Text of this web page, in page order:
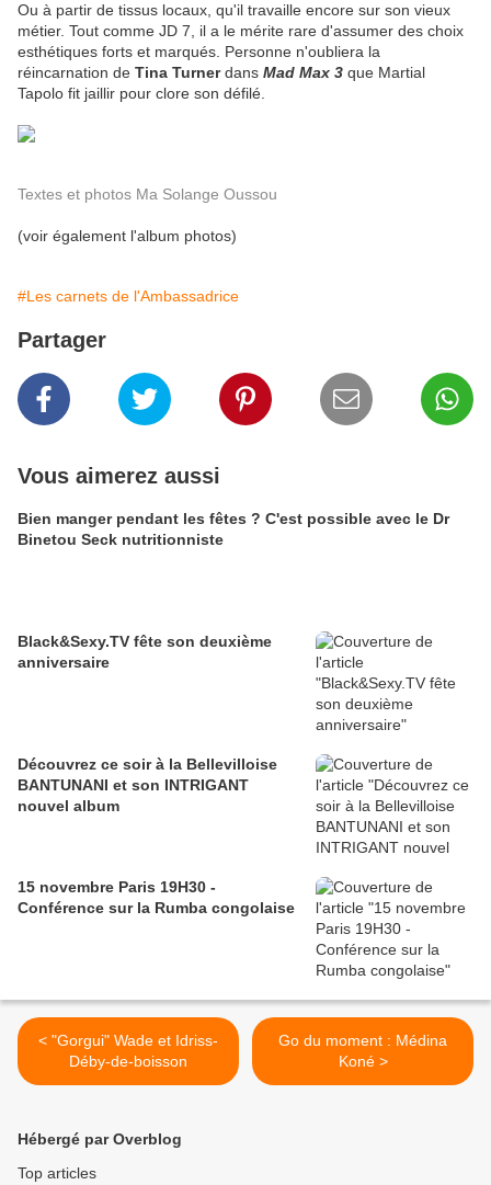
Ou à partir de tissus locaux, qu'il travaille encore sur son vieux
métier. Tout comme JD 7, il a le mérite rare d'assumer des choix
esthétiques forts et marqués. Personne n'oubliera la
réincarnation de Tina Turnerdans Mad Max 3 que Martial
Tapolo fit jaillir pour clore son défilé.
Textes et photos Ma Solange Oussou
(voir également l'album photos)
#Les carnets de l'Ambassadrice
Partager
Vous aimerez aussi
Bien manger pendant les fêtes ? C'est possible avec le Dr
Binetou Seck nutritionniste
Black&Sexy.TV fête son deuxième
anniversaire
Découvrez ce soir à la Bellevilloise
BANTUNANI et son INTRIGANT
nouvel album
15 novembre Paris 19H30 -
Conférence sur la Rumba congolaise
< "Gorgui" Wade et Idriss-
Déby-de-boisson
Go du moment : Médina
Koné >
Hébergé par Overblog
Top articles